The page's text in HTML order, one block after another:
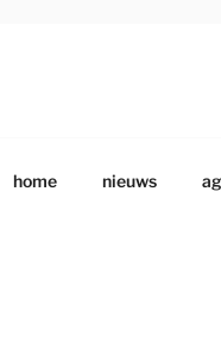
home nieuws